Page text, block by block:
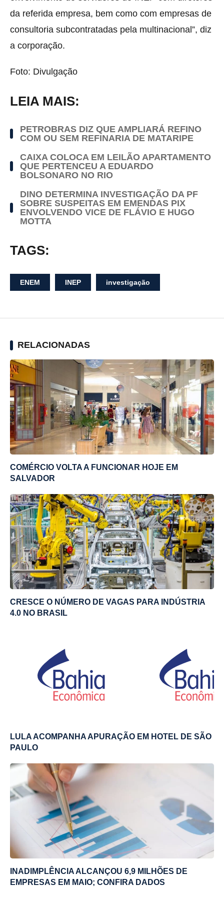
da referida empresa, bem como com empresas de
consultoria subcontratadas pela multinacional”, diz
a corporação.
Foto: Divulgação
LEIA MAIS:
PETROBRAS DIZ QUE AMPLIARÁ REFINO
COM OU SEM REFINARIA DE MATARIPE
CAIXA COLOCA EM LEILÃO APARTAMENTO
QUE PERTENCEU A EDUARDO
BOLSONARO NO RIO
DINO DETERMINA INVESTIGAÇÃO DA PF
SOBRE SUSPEITAS EM EMENDAS PIX
ENVOLVENDO VICE DE FLÁVIO E HUGO
MOTTA
TAGS:
ENEM INEP investigação
RELACIONADAS
COMÉRCIO VOLTA A FUNCIONAR HOJE EM
SALVADOR
CRESCE O NÚMERO DE VAGAS PARA INDÚSTRIA
4.0 NO BRASIL
LULA ACOMPANHA APURAÇÃO EM HOTEL DE SÃO
PAULO
INADIMPLÊNCIA ALCANÇOU 6,9 MILHÕES DE
EMPRESAS EM MAIO; CONFIRA DADOS